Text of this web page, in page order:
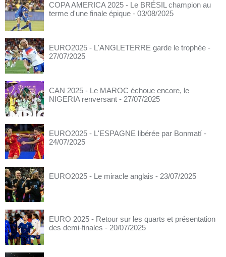
COPA AMERICA 2025 - Le BRÉSIL champion au
terme d'une finale épique - 03/08/2025
EURO2025 - L'ANGLETERRE garde le trophée -
27/07/2025
CAN 2025 - Le MAROC échoue encore, le
NIGERIA renversant - 27/07/2025
EURO2025 - L'ESPAGNE libérée par Bonmatí -
24/07/2025
EURO2025 - Le miracle anglais - 23/07/2025
EURO 2025 - Retour sur les quarts et présentation
des demi-finales - 20/07/2025